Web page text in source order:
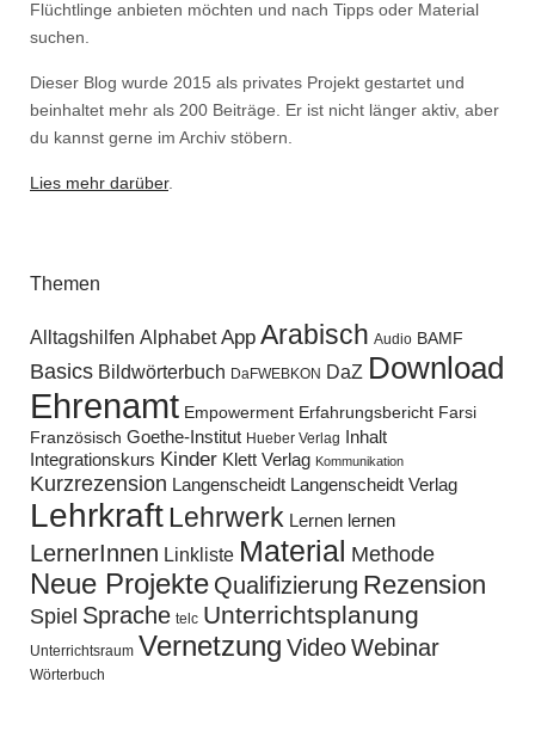
Flüchtlinge anbieten möchten und nach Tipps oder Material
suchen.
Dieser Blog wurde 2015 als privates Projekt gestartet und
beinhaltet mehr als 200 Beiträge. Er ist nicht länger aktiv, aber
du kannst gerne im Archiv stöbern.
Lies mehr darüber.
Themen
Alltagshilfen Alphabet App Arabisch Audio BAMF
Basics Bildwörterbuch DaFWEBKON DaZ Download
Ehrenamt Empowerment Erfahrungsbericht Farsi
Französisch Goethe-Institut Hueber Verlag
Inhalt
Integrationskurs Kinder Klett Verlag Kommunikation
Kurzrezension Langenscheidt Langenscheidt Verlag
LehrkraftLehrwerk Lernen lernen
LernerInnen Linkliste Material Methode
Neue Projekte Qualifizierung Rezension
Spiel Sprache telc Unterrichtsplanung
Unterrichtsraum Vernetzung VideoWebinar
Wörterbuch